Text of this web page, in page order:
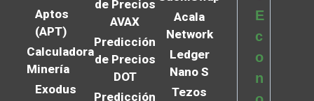
Aptos
(APT)
Calculadora
Minería
Exodus
de Precios
AVAX
Predicción
de Precios
DOT
Predicción
Acala
Network
Ledger
Nano S
Tezos
E
c
o
n